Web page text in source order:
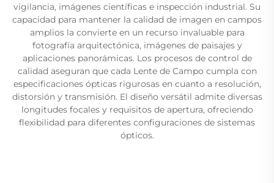
vigilancia, imágenes científicas e inspección industrial. Su
capacidad para mantener la calidad de imagen en campos
amplios la convierte en un recurso invaluable para
fotografía arquitectónica, imágenes de paisajes y
aplicaciones panorámicas. Los procesos de control de
calidad aseguran que cada Lente de Campo cumpla con
especificaciones ópticas rigurosas en cuanto a resolución,
distorsión y transmisión. El diseño versátil admite diversas
longitudes focales y requisitos de apertura, ofreciendo
flexibilidad para diferentes configuraciones de sistemas
ópticos.